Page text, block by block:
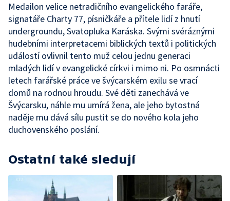
Medailon velice netradičního evangelického faráře,
signatáře Charty 77, písničkáře a přítele lidí z hnutí
undergroundu, Svatopluka Karáska. Svými svéráznými
hudebními interpretacemi biblických textů i politických
událostí ovlivnil tento muž celou jednu generaci
mladých lidí v evangelické církvi i mimo ni. Po osmnácti
letech farářské práce ve švýcarském exilu se vrací
domů na rodnou hroudu. Své děti zanechává ve
Švýcarsku, náhle mu umírá žena, ale jeho bytostná
naděje mu dává sílu pustit se do nového kola jeho
duchovenského poslání.
Ostatní také sledují